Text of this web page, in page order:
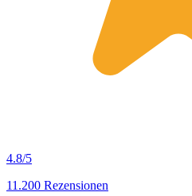
4.8/5
11.200 Rezensionen